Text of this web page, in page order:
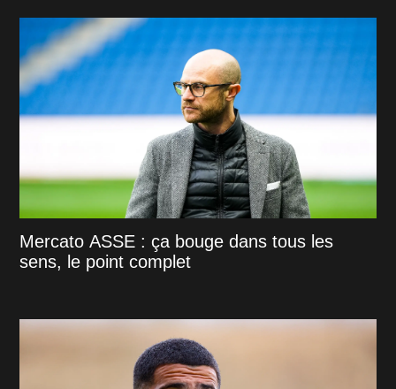
Mercato ASSE : ça bouge dans tous les
sens, le point complet